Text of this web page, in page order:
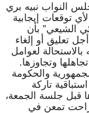
النواب نبيه بري
توقعات إيجابية
الشيعي” بأن
تعليق أو إلغاء
لعوامل
وتجاوزها.
والحكومة
تاركة
قبل جلسة الجمعة،
راحت تمعن في